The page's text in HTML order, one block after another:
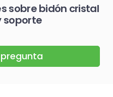
sobre bidón cristal
soporte